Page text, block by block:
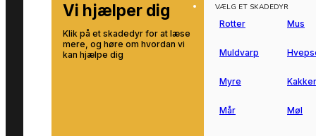
Vi hjælper dig
Klik på et skadedyr for at læse
mere, og høre om hvordan vi
kan hjælpe dig
VÆLG ET SKADEDYR
Rotter Mus
Muldvarp
Myre
Mår Møl